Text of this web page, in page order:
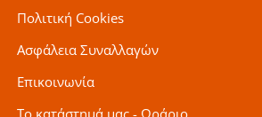
Πολιτική Cookies
Ασφάλεια Συναλλαγών
Επικοινωνία